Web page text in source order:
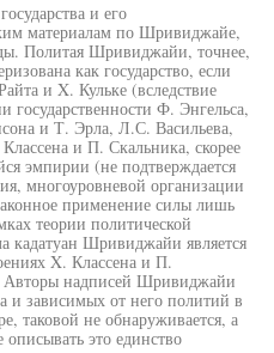
и его
материалам по Шривиджайе,
Политая Шривиджайи, точнее,
как государство, если
и X. Кульке (вследствие
Ф. Энгельса,
и Т. Эрла, Л.С. Васильева,
и П. Скальника, скорее
эмпирии (не подтверждается
многоуровневой организации
применение силы лишь
теории политической
Шривиджайи является
X. Классена и П.
Авторы надписей Шривиджайи
и зависимых от него политий в
таковой не обнаруживается, а
это единство